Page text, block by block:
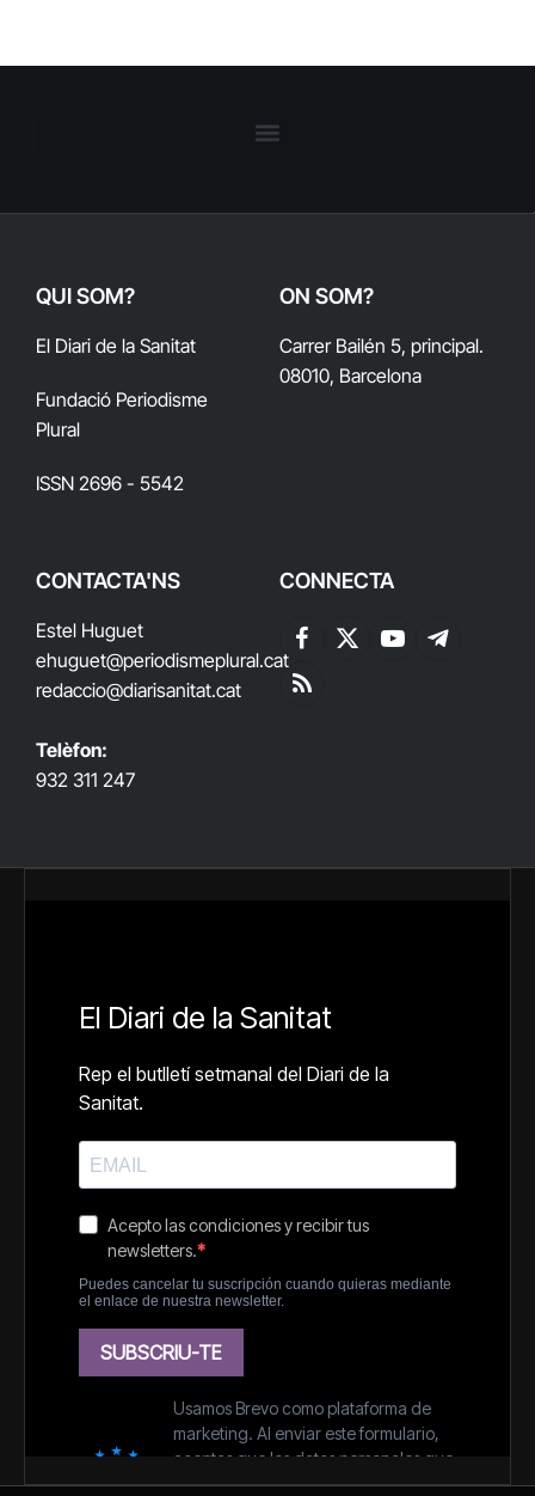
QUI SOM?
El Diari de la Sanitat
Fundació Periodisme
Plural
ISSN 2696 - 5542
ON SOM?
Carrer Bailén 5, principal.
08010, Barcelona
CONTACTA'NS
Estel Huguet
ehuguet@periodismeplural.cat
redaccio@diarisanitat.cat
Telèfon:
932 311 247
CONNECTA
Facebook
X
YouTubeTelegram
RSS